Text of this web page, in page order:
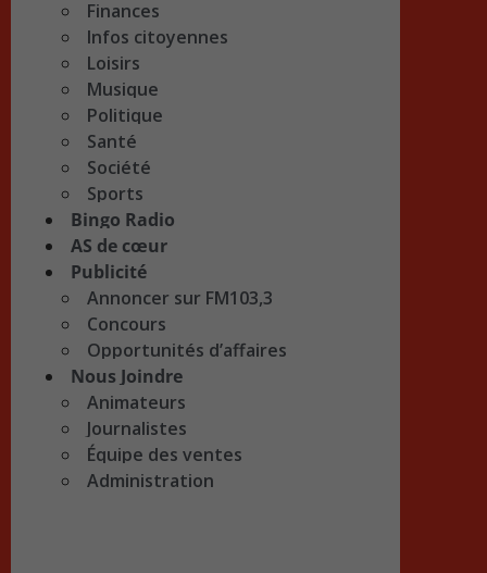
Finances
Infos citoyennes
Loisirs
Musique
Politique
Santé
Société
Sports
Bingo Radio
AS de cœur
Publicité
Annoncer sur FM103,3
Concours
Opportunités d’affaires
Nous Joindre
Animateurs
Journalistes
Équipe des ventes
Administration